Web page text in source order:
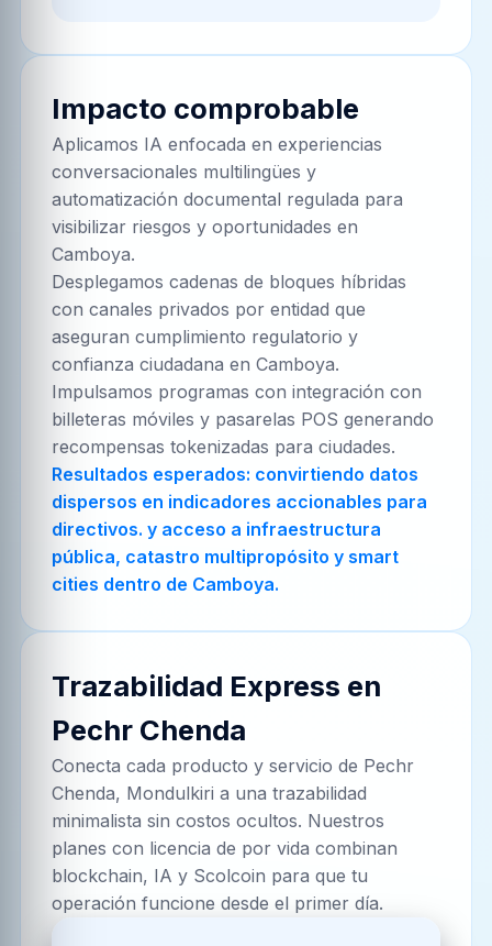
Impacto comprobable
Aplicamos IA enfocada en experiencias
conversacionales multilingües y
automatización documental regulada para
visibilizar riesgos y oportunidades en
Camboya.
Desplegamos cadenas de bloques híbridas
con canales privados por entidad que
aseguran cumplimiento regulatorio y
confianza ciudadana en Camboya.
Impulsamos programas con integración con
billeteras móviles y pasarelas POS generando
recompensas tokenizadas para ciudades.
Resultados esperados: convirtiendo datos
dispersos en indicadores accionables para
directivos. y acceso a infraestructura
pública, catastro multipropósito y smart
cities dentro de Camboya.
Trazabilidad Express en
Pechr Chenda
Conecta cada producto y servicio de Pechr
Chenda, Mondulkiri a una trazabilidad
minimalista sin costos ocultos. Nuestros
planes con licencia de por vida combinan
blockchain, IA y Scolcoin para que tu
operación funcione desde el primer día.